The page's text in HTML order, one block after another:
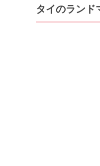
タイのランド